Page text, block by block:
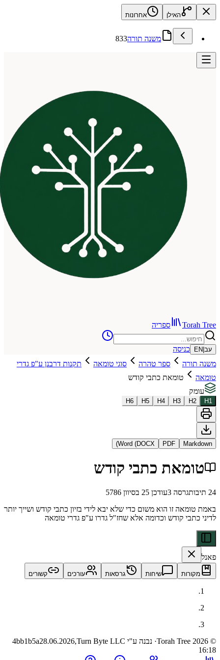
האילן אחרונות
משנה תורה833
ספריה
כניסה
ספר טהרה סוגי טומאה
תקנות דרבנן ע"פ גדרי
טומאת כתבי קודש
H3
H4
H5
H6
PDF
Word (DOCX)
כתבי קודש
גרסה 3עודכן 25 בסיוון 5786
זו הוא משום כדי שלא יבא לידי בזיון כתבי קודש ושייך יותר
קודש וכדומה אלא שחז"ל גדרו ע"פ גדרי טומאה
שיחות גרסאות עורכים קשורים
· נבנה ע"י Turn Byte LLC 4bb1b5a28.06.2026,